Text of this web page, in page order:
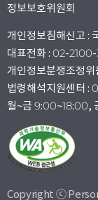
정보보호위원회
개인정보침해신고 :
대표전화 : 02-
개인정보분쟁조정
법령해석지원센터
월~금 9:00~18:00,
Copyright ⓒ